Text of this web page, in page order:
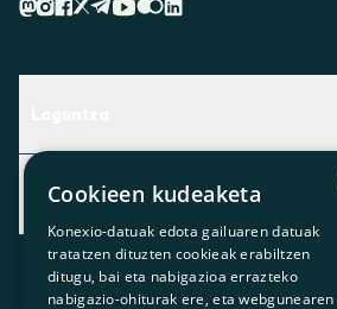
Centro de Ayuda
Aurkitu zerbitzurik egokiena zuretzat
Contacto
Albisteak
Albisteak
Bazkideen txokoa
CATALAN
SPANISH
Cookieen kudeaketa
Konexio-datuak edota gailuaren datuak
tratatzen dituzten cookieak erabiltzen
ditugu, bai eta nabigazioa errazteko
nabigazio-ohiturak ere, eta webgunearen